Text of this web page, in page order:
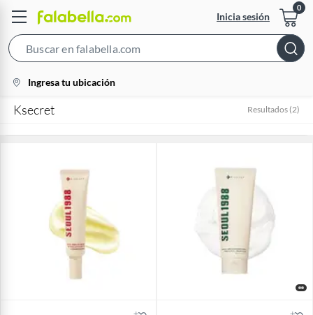
Inicia sesión
Bar
location-
icon
Ingresa tu ubicación
Ksecret Resultados (2)